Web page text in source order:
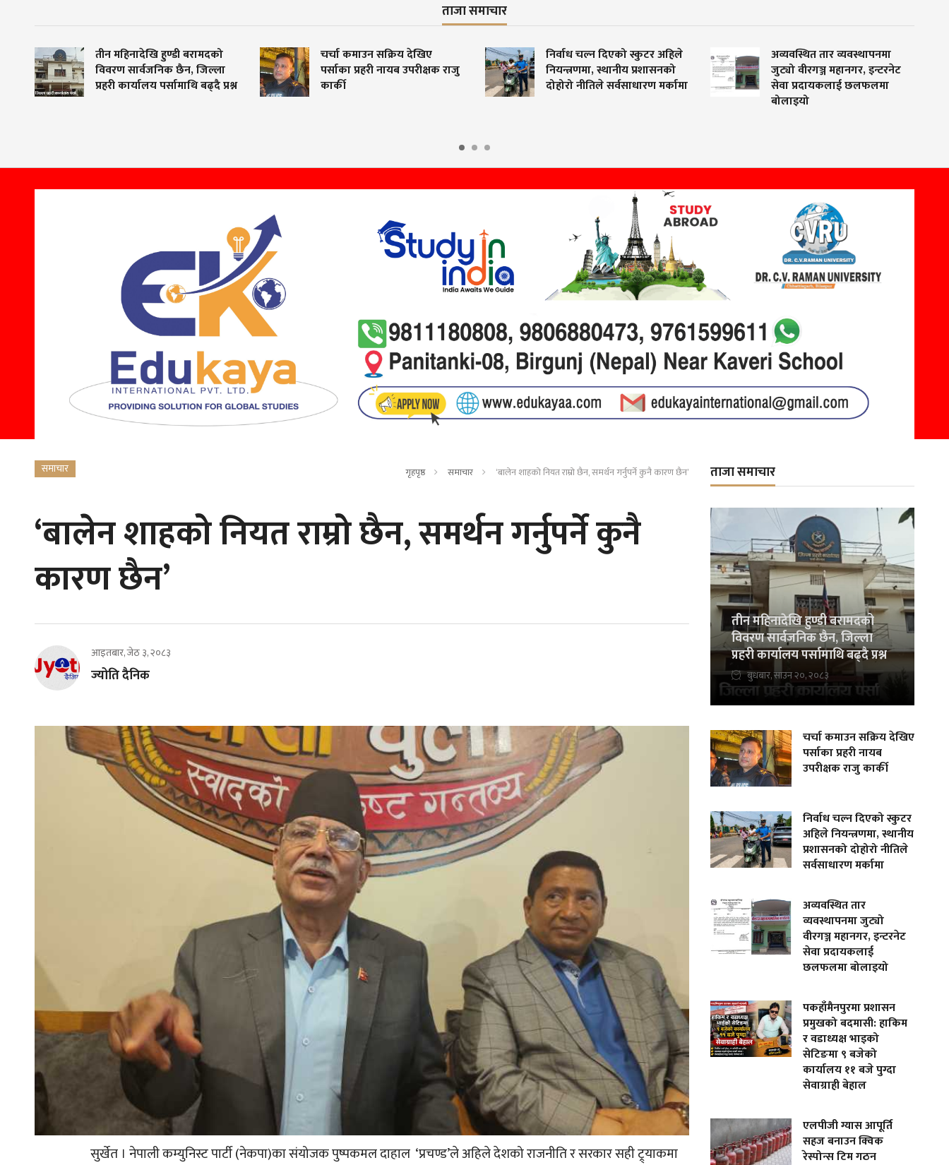
ताजा समाचार
तीन महिनादेखि हुण्डी बरामदको
विवरण सार्वजनिक छैन, जिल्ला
प्रहरी कार्यालय पर्सामाथि बढ्दै प्रश्न
चर्चा कमाउन सक्रिय देखिए
पर्साका प्रहरी नायब उपरीक्षक राजु
कार्की
निर्वाध चल्न दिएको स्कुटर अहिले
नियन्त्रणमा, स्थानीय प्रशासनको
दोहोरो नीतिले सर्वसाधारण मर्कामा
अव्यवस्थित तार व्यवस्थापनमा
जुट्यो वीरगञ्ज महानगर, इन्टरनेट
सेवा प्रदायकलाई छलफलमा
बोलाइयो
समाचार गृहपृष्ठ समाचार ‘बालेन शाहको नियत राम्रो छैन, समर्थन गर्नुपर्ने कुनै कारण छैन’
‘बालेन शाहको नियत राम्रो छैन, समर्थन गर्नुपर्ने कुनै
कारण छैन’
आइतबार, जेठ ३, २०८३
ज्योति दैनिक
सुर्खेत । नेपाली कम्युनिस्ट पार्टी (नेकपा)का संयोजक पुष्पकमल दाहाल ‘प्रचण्ड’ले अहिले देशको राजनीति र सरकार सही ट्र्याकमा
ताजा समाचार
तीन महिनादेखि हुण्डी बरामदको
विवरण सार्वजनिक छैन, जिल्ला
प्रहरी कार्यालय पर्सामाथि बढ्दै प्रश्न
बुधबार, साउन २०, २०८३
चर्चा कमाउन सक्रिय देखिए
पर्साका प्रहरी नायब
उपरीक्षक राजु कार्की
निर्वाध चल्न दिएको स्कुटर
अहिले नियन्त्रणमा, स्थानीय
प्रशासनको दोहोरो नीतिले
सर्वसाधारण मर्कामा
अव्यवस्थित तार
व्यवस्थापनमा जुट्यो
वीरगञ्ज महानगर, इन्टरनेट
सेवा प्रदायकलाई
छलफलमा बोलाइयो
पकहाँमैनपुरमा प्रशासन
प्रमुखको बदमासी: हाकिम
र वडाध्यक्ष भाइको
सेटिङमा ९ बजेको
कार्यालय ११ बजे पुग्दा
सेवाग्राही बेहाल
एलपीजी ग्यास आपूर्ति
सहज बनाउन क्विक
रेस्पोन्स टिम गठन